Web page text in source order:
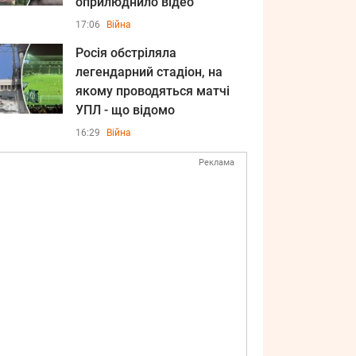
17:06 Війна
Росія обстріляла
легендарний стадіон, на
якому проводяться матчі
УПЛ - що відомо
16:29 Війна
Реклама